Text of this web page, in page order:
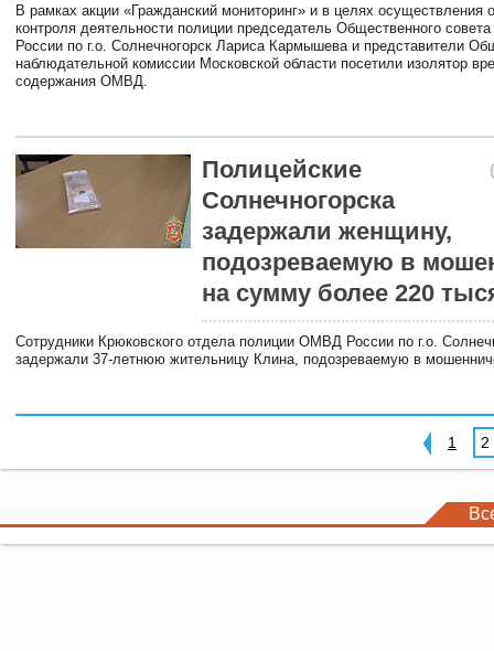
В рамках акции «Гражданский мониторинг» и в целях осуществления
контроля деятельности полиции председатель Общественного
России по г.о. Солнечногорск Лариса Кармышева и представители
наблюдательной комиссии Московской области посетили изолятор
содержания ОМВД.
Полицейские
Солнечногорска
задержали женщину,
подозреваемую в
на сумму более 220
Сотрудники Крюковского отдела полиции ОМВД России по г.о.
задержали 37-летнюю жительницу Клина, подозреваемую в
1 2